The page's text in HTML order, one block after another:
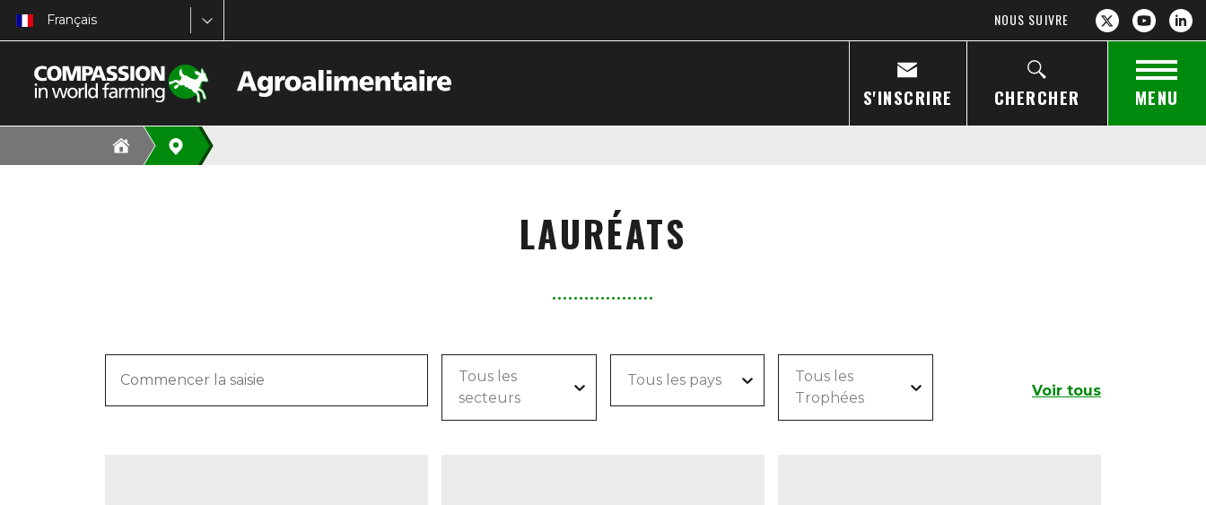
Français NOUS SUIVRE
S'INSCRIRE CHERCHER MENU
LAURÉATS
Tous les
secteurs
Tous les pays
Tous les
Trophées
Voir tous